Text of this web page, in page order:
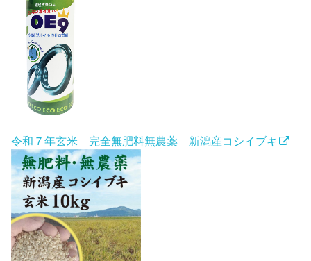
令和７年玄米 完全無肥料無農薬 新潟産コシイブキ